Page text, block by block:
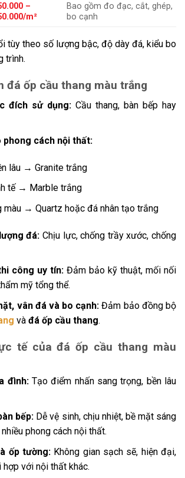
–
m²
Bao gồm đo đạc, cắt, ghép,
bo cạnh
tùy theo số lượng bậc, độ dày đá, kiểu bo
trình.
đá ốp cầu thang màu trắng
đích sử dụng:Cầu thang, bàn bếp hay
phong cách nội thất:
lâu → Granite trắng
tế → Marble trắng
màu → Quartz hoặc đá nhân tạo trắng
đá: Chịu lực, chống trầy xước, chống
công uy tín:Đảm bảo kỹ thuật, mối nối
mỹ tổng thể.
vân đá và bo cạnh: Đảm bảo đồng bộ
và đá ốp cầu thang.
tế của đá ốp cầu thang màu
đình:Tạo điểm nhấn sang trọng, bền lâu
bếp: Dễ vệ sinh, chịu nhiệt, bề mặt sáng
phong cách nội thất.
ốp tường: Không gian sạch sẽ, hiện đại,
hợp với nội thất khác.